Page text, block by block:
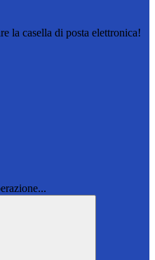
la casella di posta elettronica!